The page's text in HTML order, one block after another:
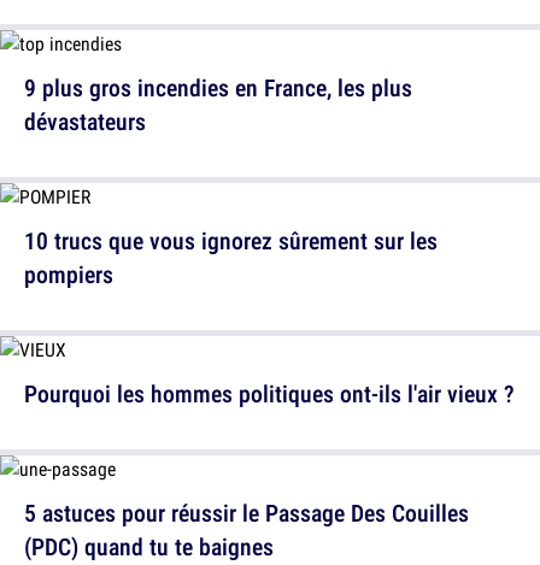
10 trucs que vous ignorez sûrement sur les
pompiers
5 astuces pour réussir le Passage Des Couilles
(PDC) quand tu te baignes
9 plus gros incendies en France, les plus
dévastateurs
Pourquoi les hommes politiques ont-ils l'air vieux ?